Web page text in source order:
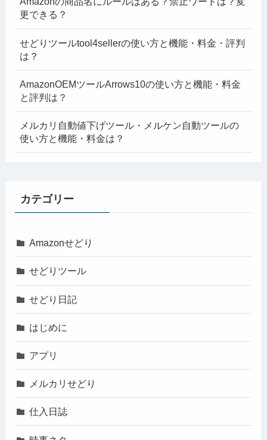
更できる？
せどりツールtool4sellerの使い方と機能・料金・評判
は？
AmazonOEMツールArrows10の使い方と機能・料金
と評判は？
メルカリ自動値下げツール・メルケン自動ツールの
使い方と機能・料金は？
カテゴリー
Amazonせどり
せどりツール
せどり日記
はじめに
アプリ
メルカリせどり
仕入日誌